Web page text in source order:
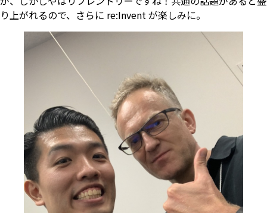
り上がれるので、さらに re:Invent が楽しみに。